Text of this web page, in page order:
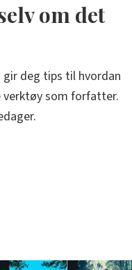
om det
deg tips til hvordan
verktøy som forfatter.